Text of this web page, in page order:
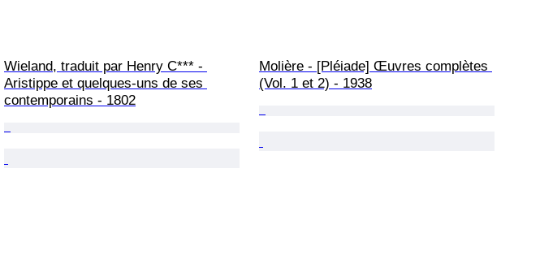
Wieland, traduit par Henry C*** -
Aristippe et quelques-uns de ses
contemporains - 1802
Molière - [Pléiade] Œuvres complètes
(Vol. 1 et 2) - 1938